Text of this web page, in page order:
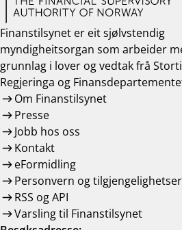
businessOm Finanstilsynet
mail_outlineKontakt oss
work_outlineJobb hos oss
dashboard Informasjon for investorer
notifications_noneAbonner på nyhetsvarsel
Finanstilsynet er eit sjølvstendig
myndigheitsorgan som arbeider
grunnlag i lover og vedtak frå
Regjeringa og
Om Finanstilsynet
Presse
Jobb hos oss
Kontakt
eFormidling
Personvern og
RSS og API
Varsling til Finanstilsynet